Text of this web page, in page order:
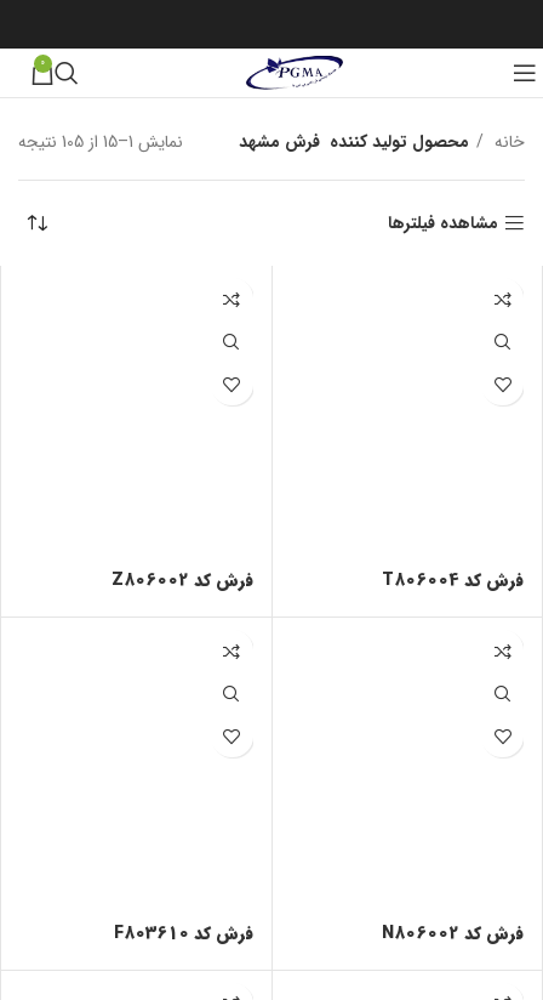
0
خانه محصول تولید کننده فرش مشهد نمایش 1–15 از 105 نتیجه
مشاهده فیلترها
فرش کد T806004 فرش کد Z806002
فرش کد N806002 فرش کد F803610